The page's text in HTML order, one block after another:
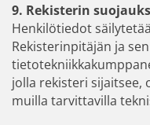
9. Rekisterin
Henkilötiedot
Rekisterinpitäjän ja
jolla rekisteri sijaitsee,
muilla tarvittavilla